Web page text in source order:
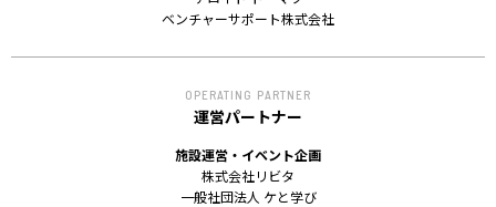
REPORT
プロジェクト・
活動紹介
ACCESS
アクセス
ベンチャーサポート株式会社
OPERATING PARTNER
運営パートナー
施設運営・イベント企画
株式会社リビタ
一般社団法人 ケと学び